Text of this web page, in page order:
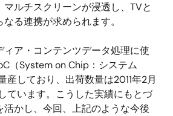
マルチスクリーンが浸透し、TVと
る連携が求められます。
ア・コンテンツデータ処理に使
（System on Chip：システム
産しており、出荷数量は2011年2月
ています。こうした実績にもとづ
活かし、今回、上記のような今後